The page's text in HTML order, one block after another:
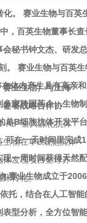
赛业生物）与上海
签署战略合作协
Ab®全人源化抗体
物在单B细胞抗体
体发现项目全球开
床转化。